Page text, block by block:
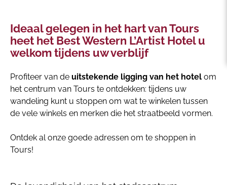
Ideaal gelegen in het hart van Tours
heet het Best Western L’Artist Hotel u
welkom tijdens uw verblijf
Profiteer van de uitstekende ligging van het hotel om
het centrum van Tours te ontdekken: tijdens uw
wandeling kunt u stoppen om wat te winkelen tussen
de vele winkels en merken die het straatbeeld vormen.
Ontdek al onze goede adressen om te shoppen in
Tours!